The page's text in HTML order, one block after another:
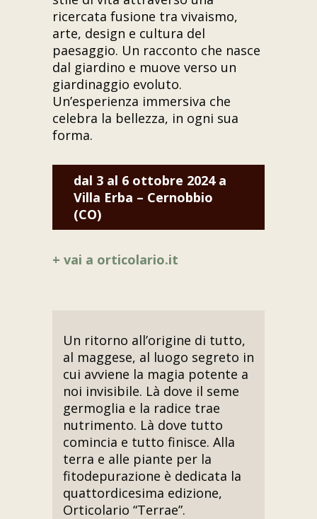
ricercata fusione tra vivaismo,
arte, design e cultura del
paesaggio. Un racconto che nasce
dal giardino e muove verso un
giardinaggio evoluto.
Un’esperienza immersiva che
celebra la bellezza, in ogni sua
forma.
dal 3 al 6 ottobre 2024 a
Villa Erba – Cernobbio
(CO)
+ vai a orticolario.it
Un ritorno all’origine di tutto,
al maggese, al luogo segreto in
cui avviene la magia potente a
noi invisibile. Là dove il seme
germoglia e la radice trae
nutrimento. Là dove tutto
comincia e tutto finisce. Alla
terra e alle piante per la
fitodepurazione è dedicata la
quattordicesima edizione,
Orticolario “Terrae”.